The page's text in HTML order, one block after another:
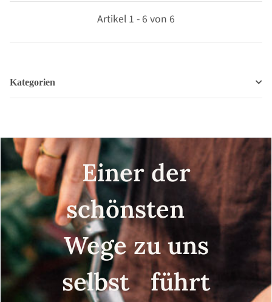
Artikel 1 - 6 von 6
Kategorien
Einer der
schönsten
Wege zu uns
selbst führt